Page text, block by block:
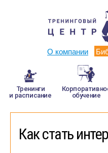
О компании
Тренинги
и расписание обучение
Как стать